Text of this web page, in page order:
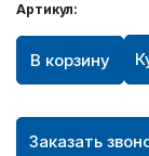
Артикул:
В корзину
Заказать